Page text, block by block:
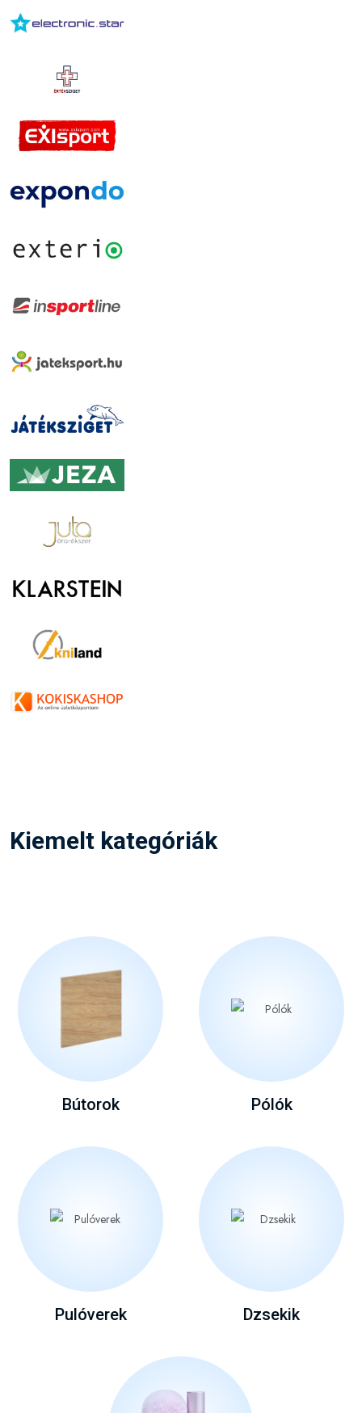
Kiemelt kategóriák
Bútorok Pólók
Pulóverek Dzsekik